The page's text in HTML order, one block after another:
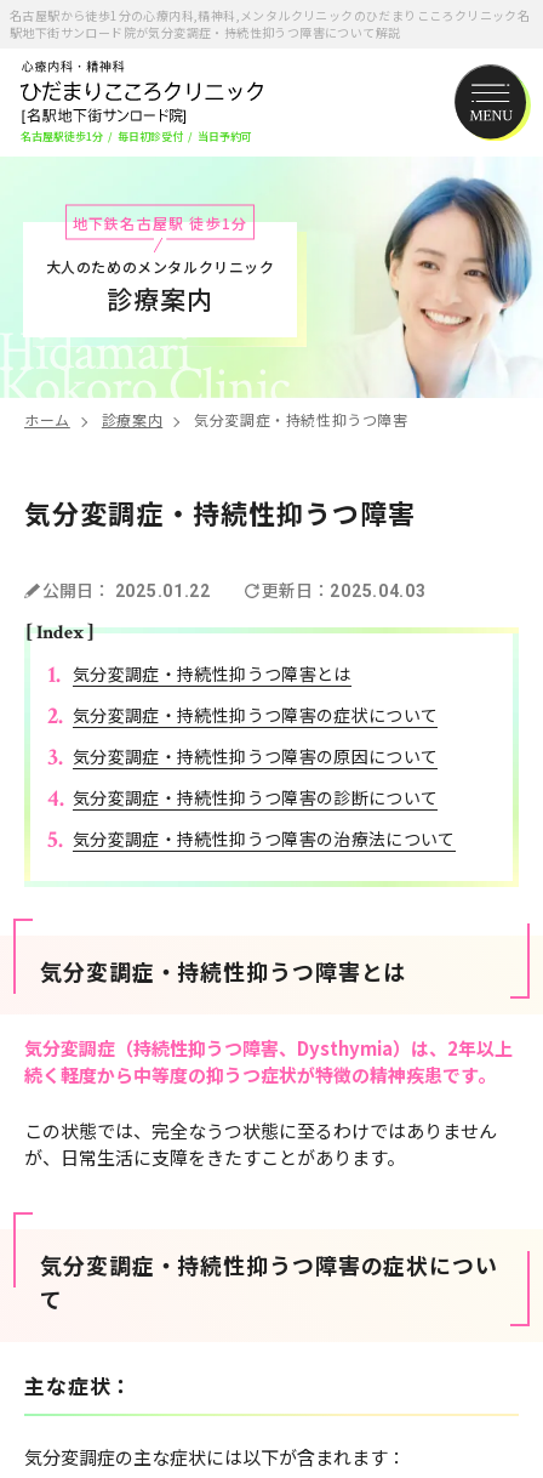
名古屋駅から徒歩1分の心療内科,精神科,メンタルクリニックのひだまりこころクリニック名
駅地下街サンロード院が気分変調症・持続性抑うつ障害について解説
名古屋駅徒歩1分 / 毎日初診受付 / 当日予約可
地下鉄名古屋駅 徒歩1分
大人のためのメンタルクリニック
診療案内
ホーム 診療案内 気分変調症・持続性抑うつ障害
気分変調症・持続性抑うつ障害
公開日： 2025.01.22 更新日： 2025.04.03
[ Index ]
気分変調症・持続性抑うつ障害とは
気分変調症・持続性抑うつ障害の症状について
気分変調症・持続性抑うつ障害の原因について
気分変調症・持続性抑うつ障害の診断について
気分変調症・持続性抑うつ障害の治療法について
気分変調症・持続性抑うつ障害とは
気分変調症（持続性抑うつ障害、Dysthymia）は、2年以上
続く軽度から中等度の抑うつ症状が特徴の精神疾患です。
この状態では、完全なうつ状態に至るわけではありません
が、日常生活に支障をきたすことがあります。
気分変調症・持続性抑うつ障害の症状につい
て
主な症状：
気分変調症の主な症状には以下が含まれます：